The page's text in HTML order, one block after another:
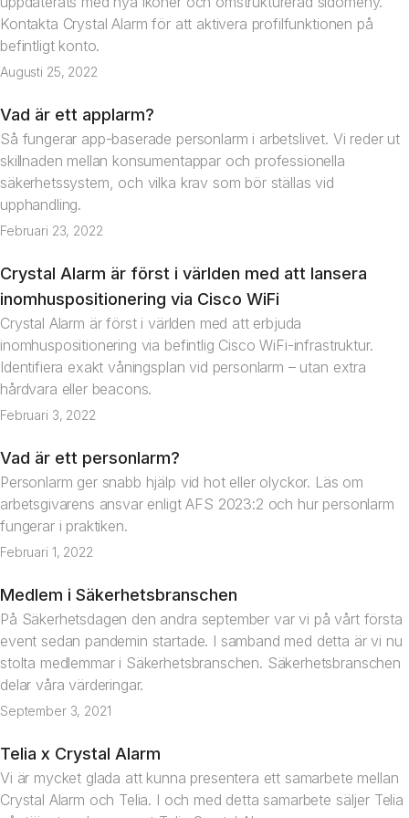
Kontakta Crystal Alarm för att aktivera profilfunktionen på
befintligt konto.
Augusti 25, 2022
Artikel
Vad är ett applarm?
Så fungerar app-baserade personlarm i arbetslivet. Vi reder ut
skillnaden mellan konsumentappar och professionella
säkerhetssystem, och vilka krav som bör ställas vid
upphandling.
Februari 23, 2022
Crystal Alarm är först i världen med att lansera
inomhuspositionering via Cisco WiFi
Crystal Alarm är först i världen med att erbjuda
inomhuspositionering via befintlig Cisco WiFi-infrastruktur.
Identifiera exakt våningsplan vid personlarm – utan extra
hårdvara eller beacons.
Februari 3, 2022
Artikel
Vad är ett personlarm?
Personlarm ger snabb hjälp vid hot eller olyckor. Läs om
arbetsgivarens ansvar enligt AFS 2023:2 och hur personlarm
fungerar i praktiken.
Februari 1, 2022
Nyhet
Medlem i Säkerhetsbranschen
På Säkerhetsdagen den andra september var vi på vårt första
event sedan pandemin startade. I samband med detta är vi nu
stolta medlemmar i Säkerhetsbranschen. Säkerhetsbranschen
delar våra värderingar.
September 3, 2021
Nyhet
Telia x Crystal Alarm
Vi är mycket glada att kunna presentera ett samarbete mellan
Crystal Alarm och Telia. I och med detta samarbete säljer Telia